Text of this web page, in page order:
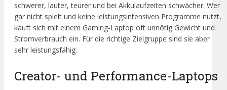
schwerer, lauter, teurer und bei Akkulaufzeiten schwächer. Wer
gar nicht spielt und keine leistungsintensiven Programme nutzt,
kauft sich mit einem Gaming-Laptop oft unnötig Gewicht und
Stromverbrauch ein. Für die richtige Zielgruppe sind sie aber
sehr leistungsfähig.
Creator- und Performance-Laptops